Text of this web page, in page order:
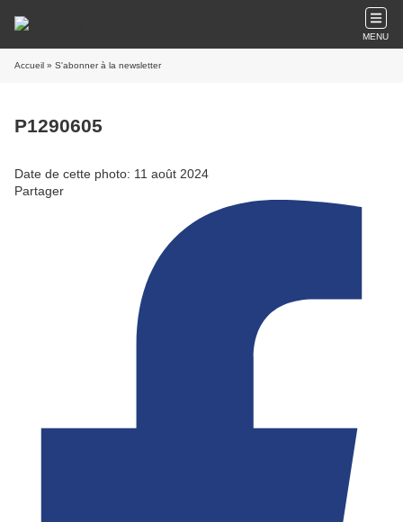
MENU
Accueil » S'abonner à la newsletter
P1290605
Date de cette photo: 11 août 2024
Partager